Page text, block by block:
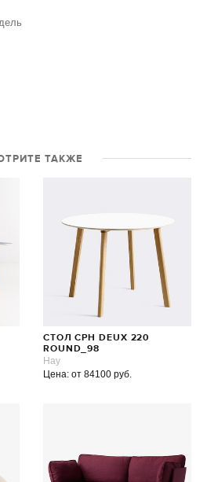
ТАКЖЕ
СТОЛ CPH DEUX 220
ROUND_98
Hay
Цена: от 84100 руб.